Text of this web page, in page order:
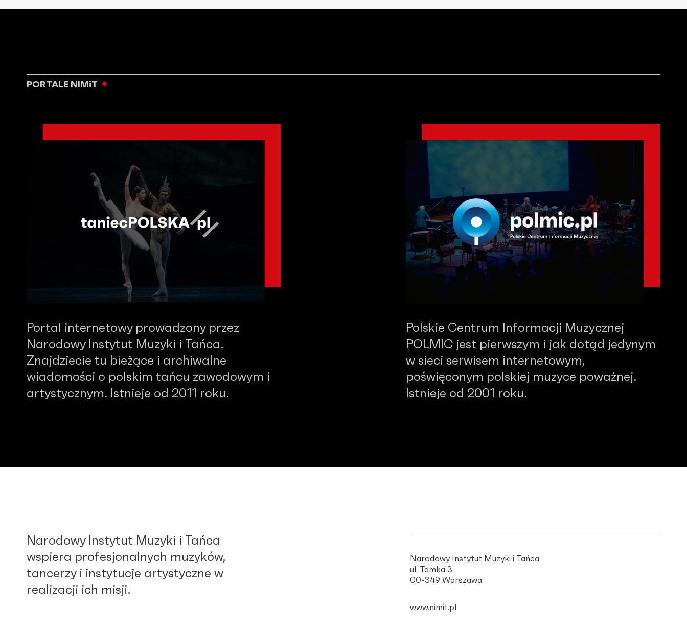
PORTALE NIMiT
Portal internetowy prowadzony przez
Narodowy Instytut Muzyki i Tańca.
Znajdziecie tu bieżące i archiwalne
wiadomości o polskim tańcu zawodowym i
artystycznym. Istnieje od 2011 roku.
Polskie Centrum Informacji Muzycznej
POLMIC jest pierwszym i jak dotąd jedynym
w sieci serwisem internetowym,
poświęconym polskiej muzyce poważnej.
Istnieje od 2001 roku.
Narodowy Instytut Muzyki i Tańca
wspiera profesjonalnych muzyków,
tancerzy i instytucje artystyczne w
realizacji ich misji.
Narodowy Instytut Muzyki i Tańca
ul. Tamka 3
00-349 Warszawa
www.nimit.pl